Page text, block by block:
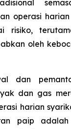
operasi
risiko,
oleh
dan
dan gas
harian
paip